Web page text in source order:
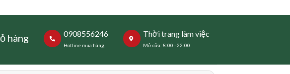
hàng 0908556246
Hotline mua hàng
Thời trang làm việc
Mở cửa: 8:00 - 22:00